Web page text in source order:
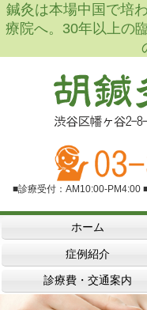
鍼灸は本場中国で培
療院へ。30年以上の
■診療受付：AM10:00-PM4:00
ホーム
症例紹介
診療費・交通案内